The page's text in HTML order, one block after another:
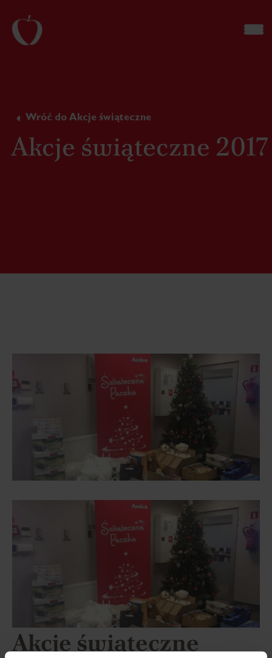
Wróć do Akcje świąteczne
Akcje świąteczne 2017
Akcje świąteczne